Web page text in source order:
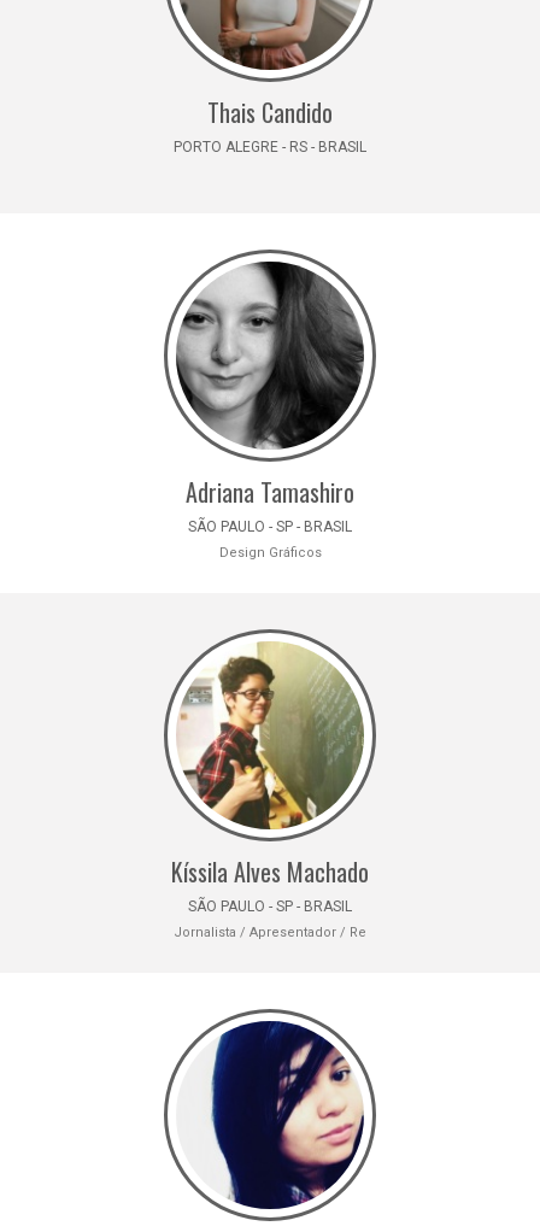
Thais Candido
PORTO ALEGRE - RS - BRASIL
Adriana Tamashiro
SÃO PAULO - SP - BRASIL
Design Gráficos
Kíssila Alves Machado
SÃO PAULO - SP - BRASIL
Jornalista / Apresentador / Re